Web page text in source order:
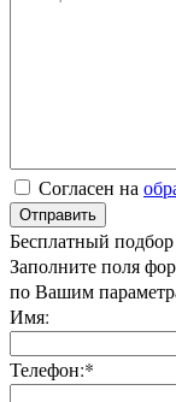
Согласен на
Отправить
Бесплатный
Заполните поля
по Вашим
Имя:
Телефон:*